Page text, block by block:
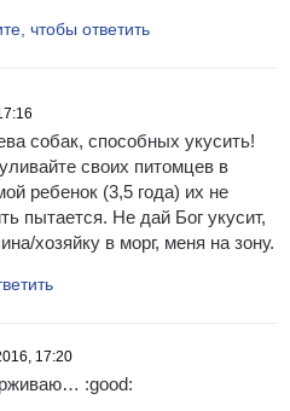
чтобы ответить
собак, способных укусить!
своих питомцев в
ребенок (3,5 года) их не
пытается. Не дай Бог укусит,
хозяйку в морг, меня на зону.
17:20
:good: